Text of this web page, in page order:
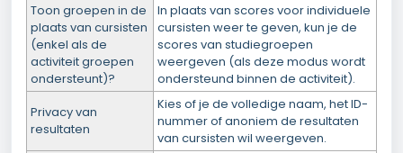
Toon groepen in de
plaats van cursisten
(enkel als de
activiteit groepen
ondersteunt)?
In plaats van scores voor individuele
cursisten weer te geven, kun je de
scores van studiegroepen
weergeven (als deze modus wordt
ondersteund binnen de activiteit).
Privacy van
resultaten
Kies of je de volledige naam, het ID-
nummer of anoniem de resultaten
van cursisten wil weergeven.